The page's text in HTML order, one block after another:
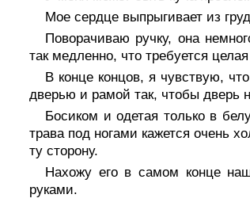
Мое сердце выпрыгивает из
Поворачиваю ручку, она
так медленно, что требуется
В конце концов, я чувствую,
дверью и рамой так, чтобы дверь
Босиком и одетая только в
трава под ногами кажется очень
ту сторону.
Нахожу его в самом конце
руками.